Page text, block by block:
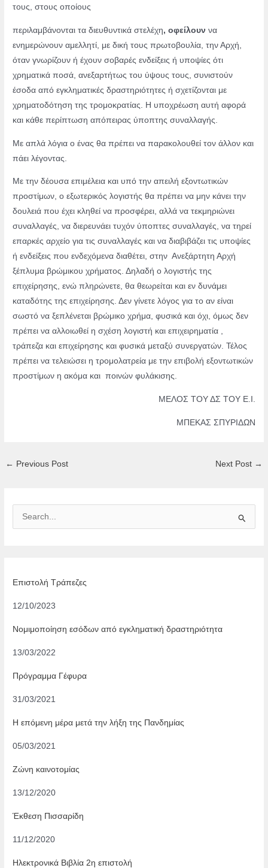
τους, στους οποίους
περιλαμβάνονται τα διευθυντικά στελέχη, οφείλουν να
ενημερώνουν αμελλητί, με δική τους πρωτοβουλία,την Αρχή
όταν γνωρίζουν ή έχουν σοβαρές ενδείξεις ή υποψίες ότι
χρηματικά ποσά, ανεξαρτήτως του ύψους τους, συνιστούν
έσοδα από εγκληματικές δραστηριότητες ή σχετίζονται με
χρηματοδότηση της τρομοκρατίας. Η υποχρέωση αυτή αφορά
και κάθε περίπτωση απόπειρας ύποπτης συναλλαγής.
Με απλά λόγια ο ένας θα πρέπει να παρακολουθεί τον άλλον και
πάει λέγοντας.
Με την δέουσα επιμέλεια και υπό την απειλή εξοντωτικών
προστίμων, ο εξωτερικός λογιστής θα πρέπει να μην κάνει την
δουλειά που έχει κληθεί να προσφέρει, αλλά να τεκμηριώνει
συναλλαγές, να διερευνάει τυχόν ύποπτες συναλλαγές, να τηρεί
επαρκές αρχείο για τις συναλλαγές και να διαβιβάζει τις υποψίες
ή ενδείξεις που ενδεχόμενα διαθέτει, στην Ανεξάρτητη Αρχή
ξέπλυμα βρώμικου χρήματος. Δηλαδή ο λογιστής της
επιχείρησης, ενώ πληρώνετε, θα θεωρείται και εν δυνάμει
καταδότης της επιχείρησης. Δεν γίνετε λόγος για το αν είναι
σωστό να ξεπλένεται βρώμικο χρήμα, φυσικά και όχι, όμως δεν
πρέπει να αλλοιωθεί η σχέση λογιστή και επιχειρηματία ,
τράπεζα και επιχείρησης και φυσικά μεταξύ συνεργατών. Τέλος
πρέπει να τελειώσει η τρομολατρεία με την επιβολή εξοντωτικών
προστίμων η ακόμα και ποινών φυλάκισης.
ΜΕΛΟΣ ΤΟΥ ΔΣ ΤΟΥ Ε.Ι.
ΜΠΕΚΑΣ ΣΠΥΡΙΔΩΝ
Post
← Previous Post Next Post →
e
f
o
:
Επιστολή Τράπεζες
12/10/2023
Νομιμοποίηση εσόδων από εγκληματική δραστηριότητα
13/03/2022
Πρόγραμμα Γέφυρα
31/03/2021
Η επόμενη μέρα μετά την λήξη της Πανδημίας
05/03/2021
Ζώνη καινοτομίας
13/12/2020
Έκθεση Πισσαρίδη
11/12/2020
Ηλεκτρονικά Βιβλία 2η επιστολή